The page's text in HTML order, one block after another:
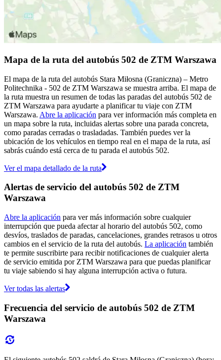
Mapa de la ruta del autobús 502 de ZTM Warszawa
El mapa de la ruta del autobús Stara Miłosna (Graniczna) – Metro
Politechnika - 502 de ZTM Warszawa se muestra arriba. El mapa de
la ruta muestra un resumen de todas las paradas del autobús 502 de
ZTM Warszawa para ayudarte a planificar tu viaje con ZTM
Warszawa. Abre la aplicación para ver información más completa en
un mapa sobre la ruta, incluidas alertas sobre una parada concreta,
como paradas cerradas o trasladadas. También puedes ver la
ubicación de los vehículos en tiempo real en el mapa de la ruta, así
sabrás cuándo está cerca de tu parada el autobús 502.
Ver el mapa detallado de la ruta
Alertas de servicio del autobús 502 de ZTM
Warszawa
Abre la aplicación para ver más información sobre cualquier
interrupción que pueda afectar al horario del autobús 502, como
desvíos, traslados de paradas, cancelaciones, grandes retrasos u otros
cambios en el servicio de la ruta del autobús. La aplicación también
te permite suscribirte para recibir notificaciones de cualquier alerta
de servicio emitida por ZTM Warszawa para que puedas planificar
tu viaje sabiendo si hay alguna interrupción activa o futura.
Ver todas las alertas
Frecuencia del servicio de autobús 502 de ZTM
Warszawa